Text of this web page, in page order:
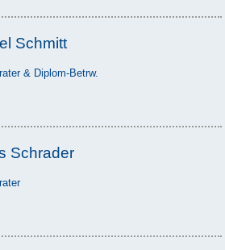
Schmitt
& Diplom-Betrw.
Schrader